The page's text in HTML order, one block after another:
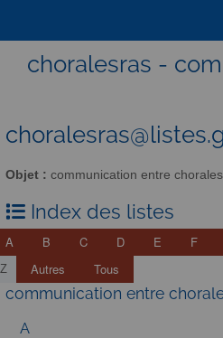
choralesras -
Objet : communication entre
Index des listes
A B C D E F
Z Autres Tous
communication entre
A